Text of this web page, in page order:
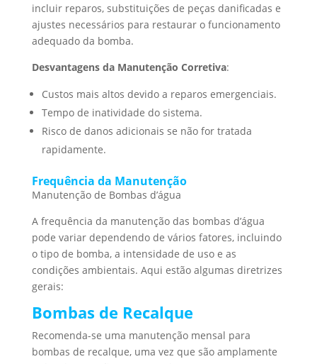
incluir reparos, substituições de peças danificadas e
ajustes necessários para restaurar o funcionamento
adequado da bomba.
Desvantagens da Manutenção Corretiva:
Custos mais altos devido a reparos emergenciais.
Tempo de inatividade do sistema.
Risco de danos adicionais se não for tratada
rapidamente.
Frequência da Manutenção
Manutenção de Bombas d’água
A frequência da manutenção das bombas d’água
pode variar dependendo de vários fatores, incluindo
o tipo de bomba, a intensidade de uso e as
condições ambientais. Aqui estão algumas diretrizes
gerais:
Bombas de Recalque
Recomenda-se uma manutenção mensal para
bombas de recalque, uma vez que são amplamente